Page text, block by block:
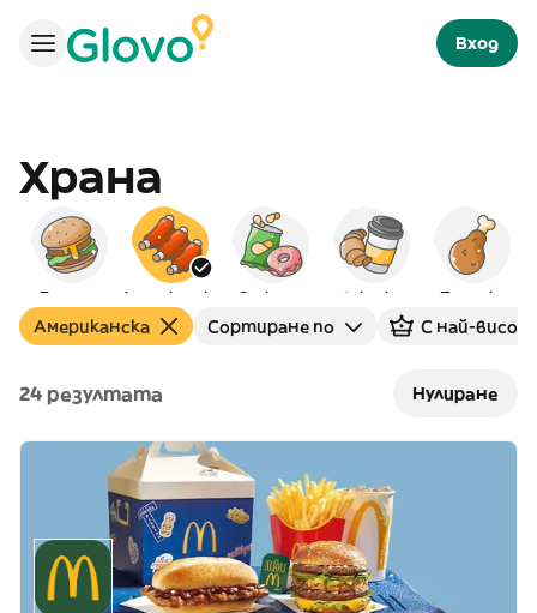
Вход
Храна
Бургери Американска Снаксове Закуска Пилешко
Американска Сортиране по С най-
24 резултата Нулиране